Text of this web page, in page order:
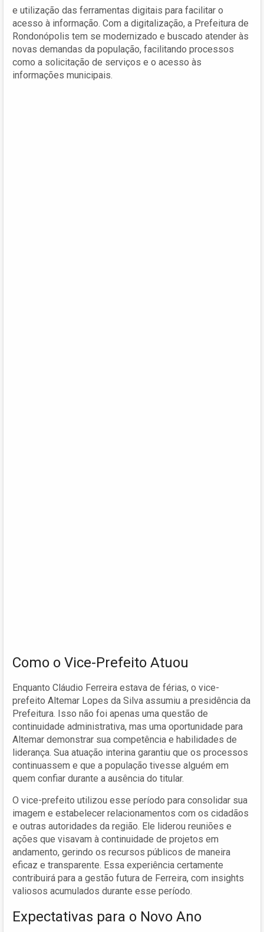
e utilização das ferramentas digitais para facilitar o
acesso à informação. Com a digitalização, a Prefeitura de
Rondonópolis tem se modernizado e buscado atender às
novas demandas da população, facilitando processos
como a solicitação de serviços e o acesso às
informações municipais.
Como o Vice-Prefeito Atuou
Enquanto Cláudio Ferreira estava de férias, o vice-
prefeito Altemar Lopes da Silva assumiu a presidência da
Prefeitura. Isso não foi apenas uma questão de
continuidade administrativa, mas uma oportunidade para
Altemar demonstrar sua competência e habilidades de
liderança. Sua atuação interina garantiu que os processos
continuassem e que a população tivesse alguém em
quem confiar durante a ausência do titular.
O vice-prefeito utilizou esse período para consolidar sua
imagem e estabelecer relacionamentos com os cidadãos
e outras autoridades da região. Ele liderou reuniões e
ações que visavam à continuidade de projetos em
andamento, gerindo os recursos públicos de maneira
eficaz e transparente. Essa experiência certamente
contribuirá para a gestão futura de Ferreira, com insights
valiosos acumulados durante esse período.
Expectativas para o Novo Ano